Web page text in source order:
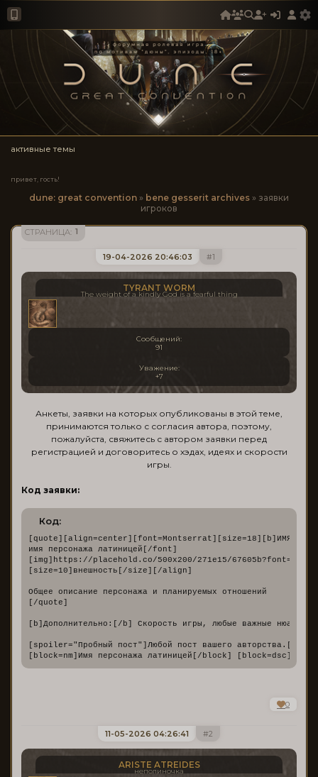
активные темы
привет, гость!
dune: great convention » bene gesserit archives » заявки
игроков
СТРАНИЦА: 1
1
19-04-2026 20:46:03
TYRANT WORM
The weight of a kindly God is a fearful thing
Сообщений:
91
Уважение:
+7
Анкеты, заявки на которых опубликованы в этой теме,
принимаются только с согласия автора, поэтому,
пожалуйста, свяжитесь с автором заявки перед
регистрацией и договоритесь о хэдах, идеях и скорости
игры.
Код заявки:
Код:
[quote][align=center][font=Montserrat][size=18][b]ИМЯ
имя персонажа латиницей[/font]
[img]https://placehold.co/500x200/271e15/
[size=10]внешность[/size][/align]
Общее описание персонажа и планируемых отношений
[/quote]
[b]Дополнительно:[/b] Скорость игры, любые важные нюансы,
[spoiler="Пробный пост"]Любой пост вашего авторства.[/
[block=nm]Имя персонажа латиницей[/block]
0
2
11-05-2026 04:26:41
ARISTE ATREIDES
неполиночка